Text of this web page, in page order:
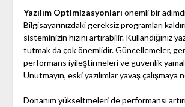
Yazılım Optimizasyonları önemli bir
Bilgisayarınızdaki gereksiz programları
sisteminizin hızını artırabilir. Kullandığınız
tutmak da çok önemlidir. Güncellemeler,
performans iyileştirmeleri ve güvenlik
Unutmayın, eski yazılımlar yavaş çalışmaya
Donanım yükseltmeleri de performansı